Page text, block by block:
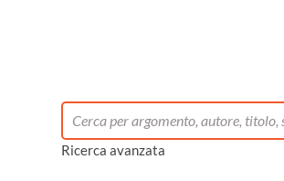
Ricerca avanzata